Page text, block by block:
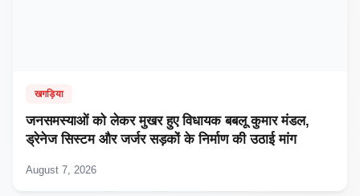
खगड़िया
जनसमस्याओं को लेकर मुखर हुए विधायक बबलू कुमार मंडल,
ड्रेनेज सिस्टम और जर्जर सड़कों के निर्माण की उठाई मांग
August 7, 2026